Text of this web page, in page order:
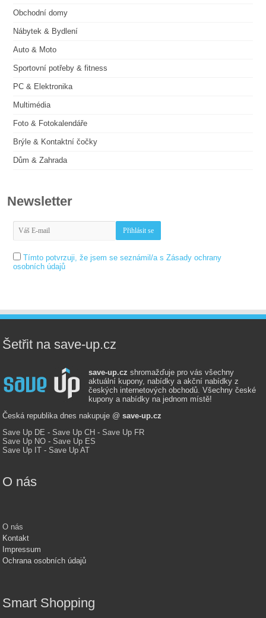
Obchodní domy
Nábytek & Bydlení
Auto & Moto
Sportovní potřeby & fitness
PC & Elektronika
Multimédia
Foto & Fotokalendáře
Brýle & Kontaktní čočky
Dům & Zahrada
Newsletter
Tímto potvrzuji, že jsem se seznámil/a s Zásady ochrany
osobních údajů
Šetřit na save-up.cz
save-up.cz shromažďuje pro vás všechny
aktuální kupony, nabídky a akční nabídky z
českých internetových obchodů. Všechny české
kupony a nabídky na jednom místě!
Česká republika dnes nakupuje @save-up.cz
Save Up DE -Save Up CH -Save Up FR
Save Up NO -Save Up ES
Save Up IT -Save Up AT
O nás
O nás
Kontakt
Impressum
Ochrana osobních údajů
Smart Shopping